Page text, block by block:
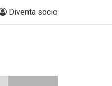
Diventa socio